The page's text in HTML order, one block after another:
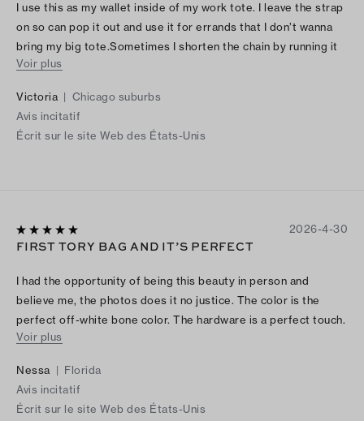
I use this as my wallet inside of my work tote. I leave the strap
on so can pop it out and use it for errands that I don’t wanna
bring my big tote.Sometimes I shorten the chain by running it
back-and-forth underneath the flap, to make it like a small
elegant. And I love love love the magnetic closure clasp. That
click is everything!
Voir plus
Victoria | Chicago suburbs
Avis incitatif
Écrit sur le site Web des États-Unis
2026-4-30
FIRST TORY BAG AND IT’S PERFECT
I had the opportunity of being this beauty in person and
believe me, the photos does it no justice. The color is the
perfect off-white bone color. The hardware is a perfect touch.
And it’s large enough to fit your phone, lippy and card holder. It
Voir plus
Nessa | Florida
Avis incitatif
Écrit sur le site Web des États-Unis